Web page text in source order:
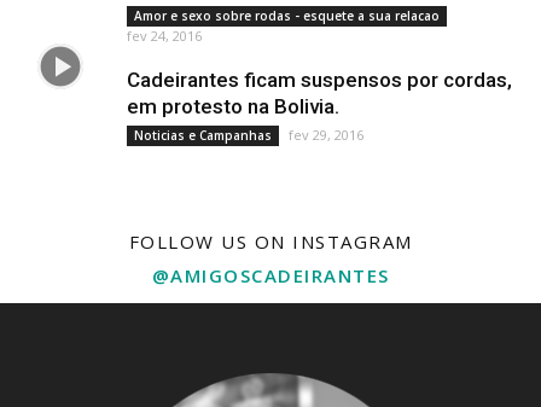
Amor e sexo sobre rodas - esquete a sua relacao
fev 24, 2016
Cadeirantes ficam suspensos por cordas,
em protesto na Bolivia.
Noticias e Campanhas fev 29, 2016
FOLLOW US ON INSTAGRAM
@AMIGOSCADEIRANTES